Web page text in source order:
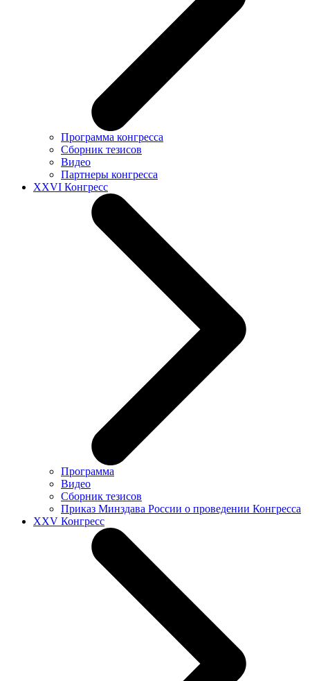
Программа конгресса
Сборник тезисов
Видео
Партнеры конгресса
XXVI Конгресс
Программа
Видео
Сборник тезисов
Приказ Минздава России о проведении Конгресса
XXV Конгресс